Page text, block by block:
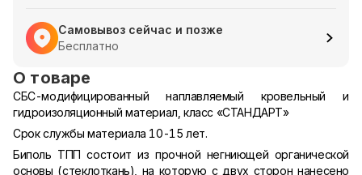
Самовывоз сейчас и позже
Бесплатно
О товаре
СБС-модифицированный наплавляемый кровельный и
гидроизоляционный материал, класс «СТАНДАРТ»
Срок службы материала 10-15 лет.
Биполь ТПП состоит из прочной негниющей органической
основы (стеклоткань), на которую с двух сторон нанесено